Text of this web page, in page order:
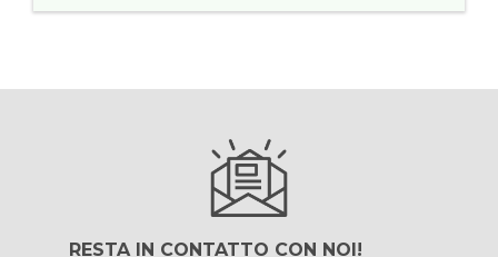
RESTA IN CONTATTO CON NOI!